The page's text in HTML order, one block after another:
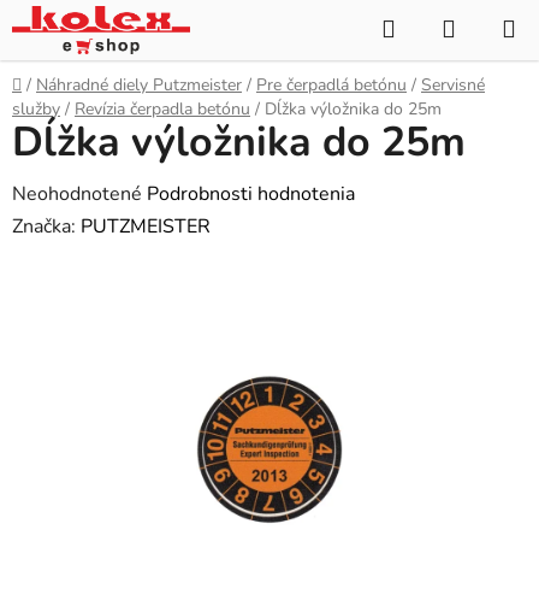
Prejsť
na
obsah
Hľadať
KOŠÍK
Domov
/ Náhradné diely Putzmeister / Pre čerpadlá betónu / Servisné
služby / Revízia čerpadla betónu / Dĺžka výložnika do 25m
Dĺžka výložnika do 25m
Priemerné
hodnotenie
Neohodnotené Podrobnosti hodnotenia
Značka: PUTZMEISTER